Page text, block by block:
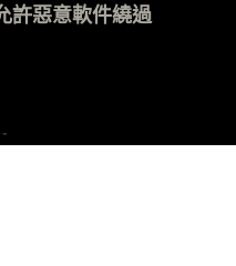
惡意軟件繞過
-